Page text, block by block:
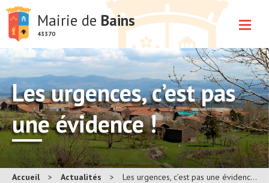
Mairie de Bains
43370
Les urgences, c’est pas
une évidence !
Accueil > Actualités > Les urgences, c’est pas une évidence !